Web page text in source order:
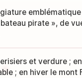
pirate », de
et verdure ;
; en hiver le mont